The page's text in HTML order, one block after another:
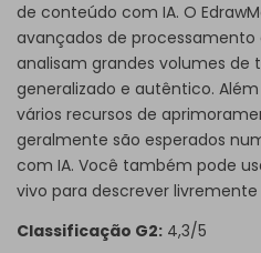
de conteúdo com IA. O
avançados de
analisam grandes volumes de
generalizado e autêntico.
vários recursos de
geralmente são esperados
com IA. Você também pode
vivo para descrever
Classificação G2: 4,3/5